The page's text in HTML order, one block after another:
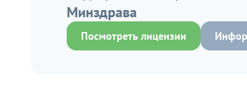
Минздрава
Посмотреть лицензии